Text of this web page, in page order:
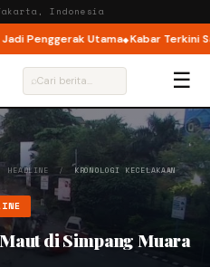
Indonesia
Penggerak Utama Kabar Terkini
⌕ ☰
HEADLINE /KRONOLOGI KECELAKAAN
di Simpang Muara